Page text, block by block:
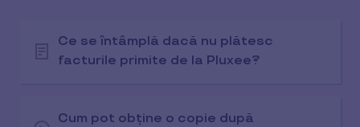
Ce se întâmplă dacă nu plătesc
facturile primite de la Pluxee?
Cum pot obține o copie după